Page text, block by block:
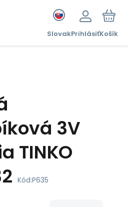
SlovakPrihlásiťKošík
3V
TINKO
Kód:P635